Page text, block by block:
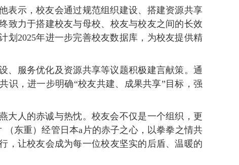
表示，校友会通过规范组织建设、搭建资源共享
致力于搭建校友与母校、校友与校友之间的长效
划2025年进一步完善校友数据库，为校友提供精
、服务优化及资源共享等议题积极建言献策。通
识，进一步明确“校友共建、成果共享”目标，强
大人的赤诚与热忱。校友会不仅是一个组织，更
东重）经管日本a片的赤子之心，以拳拳之情共
，让校友会成为每一位校友坚实的后盾、温暖的